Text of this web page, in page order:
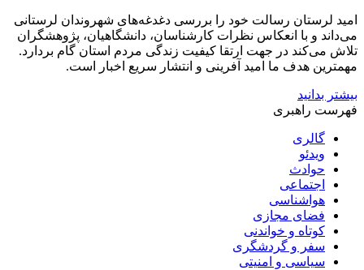
امید لرستان رسالت خود را بررسی دغدغه‌های شهروندان لرستانی
می‌داند و با انعکاس نظرات کارشناسان، دانشگاهیان، پژوهشگران
تلاش می‌کند در جهت ارتقا کیفیت زندگی مردم استان گام بردارد.
مهمترین هدف ما امید آفرینی و انتشار سریع اخبار است.
بیشتر بدانید
فهرست راهبری
گالری
ویدئو
حوادث
اجتماعی
هواشناسی
فضای مجازی
کوتاه و خواندنی
سفر و گردشگری
سیاسی و امنیتی